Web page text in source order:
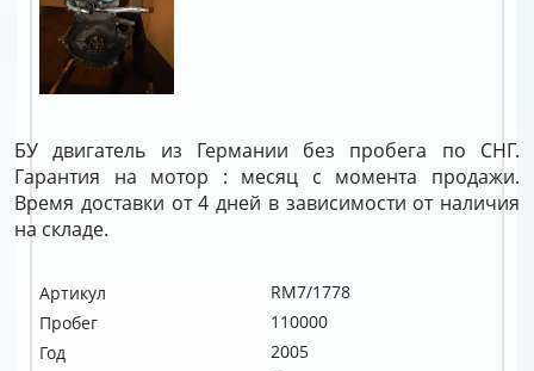
БУ двигатель из Германии без пробега по СНГ.
Гарантия на мотор : месяц с момента продажи.
Время доставки от 4 дней в зависимости от наличия
на складе.
Артикул
RM7/1778
Пробег
110000
Год
2005